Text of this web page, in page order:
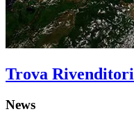
Trova Rivenditori
News